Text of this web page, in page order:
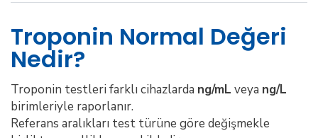
Troponin Normal Değeri
Nedir?
Troponin testleri farklı cihazlarda ng/mL veya ng/L
birimleriyle raporlanır.
Referans aralıkları test türüne göre değişmekle